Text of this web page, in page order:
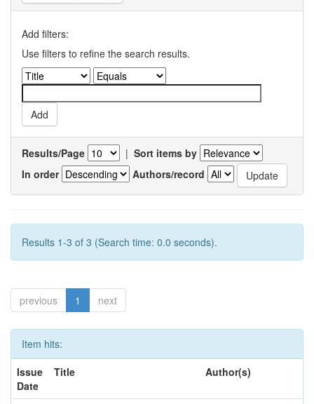
Add filters:
Use filters to refine the search results.
Results/Page | Sort items by
In order
Authors/record
Results 1-3 of 3 (Search time: 0.0 seconds).
previous 1 next
Item hits:
Issue
Date
Title Author(s)